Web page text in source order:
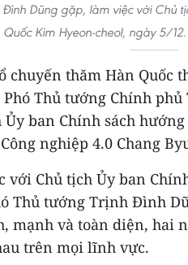
Đình Dũng gặp, làm việc với Chủ
Quốc Kim Hyeon-cheol, ngày 5/
chuyến thăm Hàn Quốc
Phó Thủ tướng Chính
ban Chính sách
nghiệp 4.0 Chang
với Chủ tịch Ủy ban
Thủ tướng Trịnh Đình
mạnh và toàn diện, hai
trên mọi lĩnh vực.